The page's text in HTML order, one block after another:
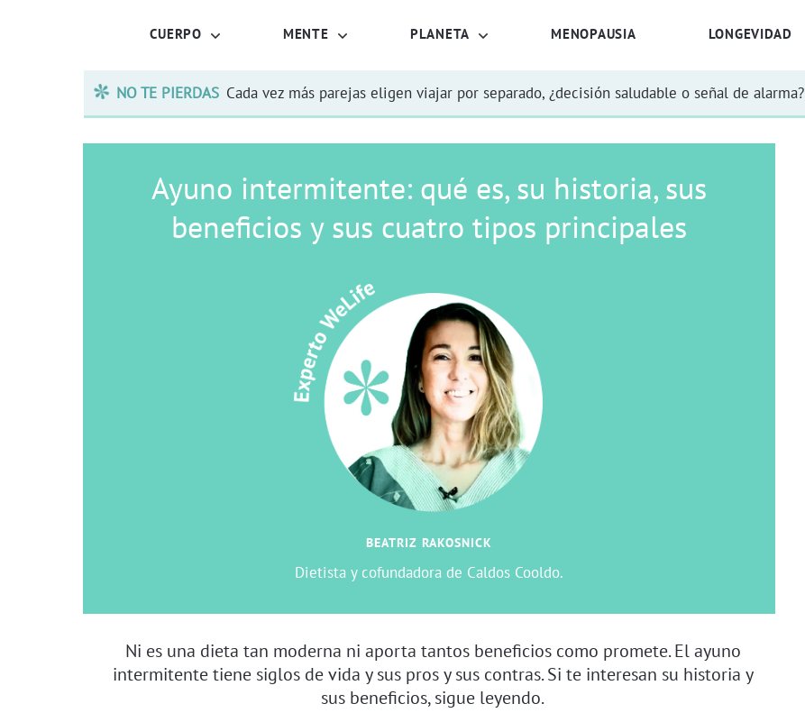
CUERPO MENTE PLANETA MENOPAUSIA LONGEVIDAD
NO TE PIERDAS Cada vez más parejas eligen viajar por separado, ¿decisión saludable o señal de alarma?
Ayuno intermitente: qué es, su historia, sus
beneficios y sus cuatro tipos principales
BEATRIZ RAKOSNICK
Dietista y cofundadora de Caldos Cooldo.
Ni es una dieta tan moderna ni aporta tantos beneficios como promete. El ayuno
intermitente tiene siglos de vida y sus pros y sus contras. Si te interesan su historia y
sus beneficios, sigue leyendo.